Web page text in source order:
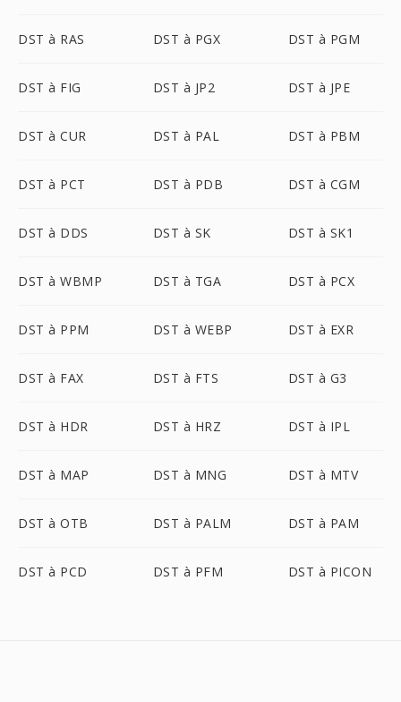
DST à RAS DST à PGX DST à PGM
DST à FIG DST à JP2 DST à JPE
DST à CUR DST à PAL DST à PBM
DST à PCT DST à PDB DST à CGM
DST à DDS DST à SK DST à SK1
DST à WBMP DST à TGA DST à PCX
DST à PPM DST à WEBP DST à EXR
DST à FAX DST à FTS DST à G3
DST à HDR DST à HRZ DST à IPL
DST à MAP DST à MNG DST à MTV
DST à OTB DST à PALM DST à PAM
DST à PCD DST à PFM DST à PICON